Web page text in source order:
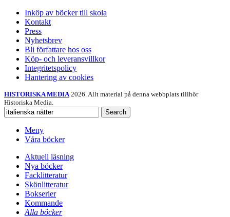
Inköp av böcker till skola
Kontakt
Press
Nyhetsbrev
Bli författare hos oss
Köp- och leveransvillkor
Integritetspolicy
Hantering av cookies
HISTORISKA MEDIA 2026. Allt material på denna webbplats tillhör
Historiska Media.
Search
Meny
Våra böcker
Aktuell läsning
Nya böcker
Facklitteratur
Skönlitteratur
Bokserier
Kommande
Alla böcker